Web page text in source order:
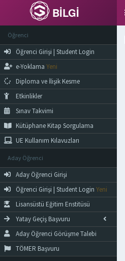
BİLGİ
Öğrenci
Öğrenci Girişi | Student Login
e-Yoklama Yeni
Diploma ve İlişik Kesme
Etkinlikler
Sınav Takvimi
Kütüphane Kitap Sorgulama
UE Kullanım Kılavuzları
Aday Öğrenci
Aday Öğrenci Girişi
Öğrenci Girişi | Student Login Yeni
Lisansüstü Eğitim Enstitüsü
Yatay Geçiş Başvuru
Aday Öğrenci Görüşme Talebi
TÖMER Başvuru